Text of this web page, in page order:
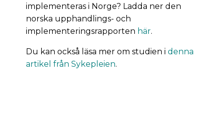
implementeras i Norge? Ladda ner den
norska upphandlings- och
implementeringsrapporten här.
Du kan också läsa mer om studien idenna
artikel från Sykepleien.